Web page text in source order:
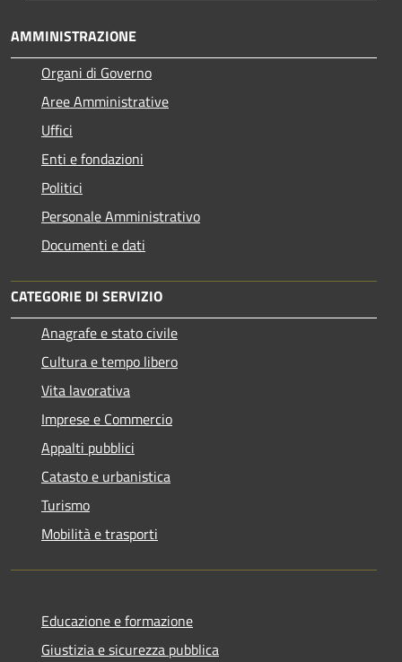
AMMINISTRAZIONE
Organi di Governo
Aree Amministrative
Uffici
Enti e fondazioni
Politici
Personale Amministrativo
Documenti e dati
CATEGORIE DI SERVIZIO
Anagrafe e stato civile
Cultura e tempo libero
Vita lavorativa
Imprese e Commercio
Appalti pubblici
Catasto e urbanistica
Turismo
Mobilità e trasporti
Educazione e formazione
Giustizia e sicurezza pubblica